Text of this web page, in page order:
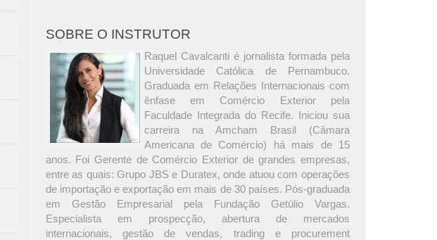
SOBRE O INSTRUTOR
Raquel Cavalcanti é jornalista formada pela
Universidade Católica de Pernambuco.
Graduada em Relações Internacionais com
ênfase em Comércio Exterior pela
Faculdade Integrada do Recife. Iniciou sua
carreira na Amcham Brasil (Câmara
Americana de Comércio) há mais de 15
anos. Foi Gerente de Comércio Exterior de grandes empresas,
entre as quais: Grupo JBS e Duratex, onde atuou com operações
de importação e exportação em mais de 30 países. Pós-graduada
em Gestão Empresarial pela Fundação Getúlio Vargas.
Especialista em prospecção, abertura de mercados
internacionais, gestão de vendas, trading e procurement